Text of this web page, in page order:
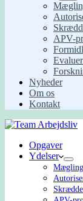
APV-
Nyheder
Om os
Kontakt
Opgaver
Ydelser